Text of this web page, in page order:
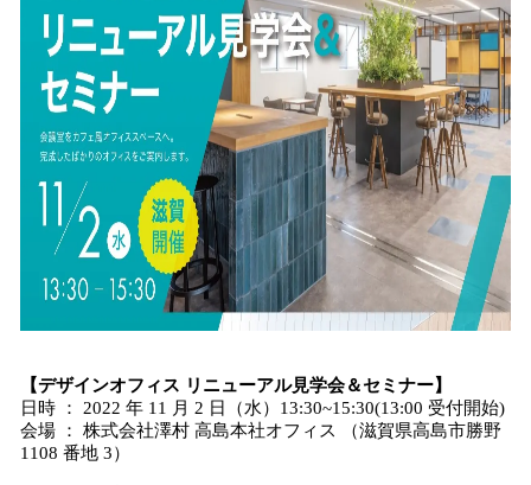
【デザインオフィス リニューアル見学会＆セミナー】
日時 ： 2022 年 11 月 2 日（水）13:30~15:30(13:00 受付開始)
会場 ： 株式会社澤村 高島本社オフィス （滋賀県高島市勝野
1108 番地 3）